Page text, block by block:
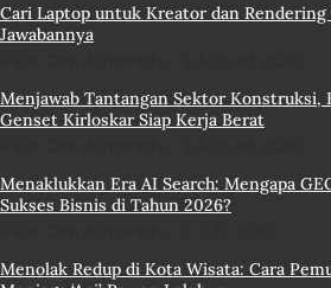
Cari Laptop untuk Kreator dan Rendering
Jawabannya
Menjawab Tantangan Sektor Konstruksi,
Genset Kirloskar Siap Kerja Berat
Menaklukkan Era AI Search: Mengapa
Sukses Bisnis di Tahun 2026?
Menolak Redup di Kota Wisata: Cara